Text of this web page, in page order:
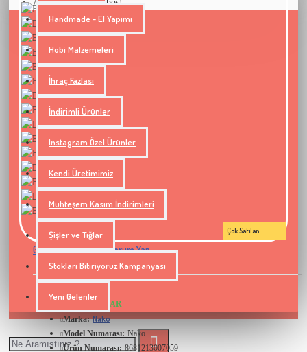
Handmade - El Yapımı
Hobi Malzemeleri
İhraç Fazlası
İndirimli Ürünler
Instagram Özel Ürünler
Kendi Üretimimiz
Muhteşem Kasım İndirimleri
Şişler ve Tığlar
Stokları Bitiriyoruz Kampanyası
Yeni Gelenler
Alışveriş sepetiniz boş!
Çok Satılan
0 yorum yapılmış. - Yorum Yap
STOKTA VAR
Marka: Nako
Model Numarası: Nako
Ürün Numarası: 8681213007059